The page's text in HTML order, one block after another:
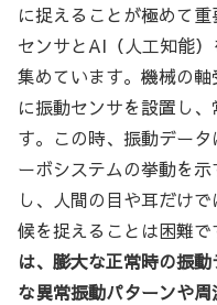
に捉えることが極めて
センサとAI（人工知能
集めています。機械の
に振動センサを設置し
す。この時、振動デー
ーボシステムの挙動を
し、人間の目や耳だけ
候を捉えることは困難で
は、膨大な正常時の振
な異常振動パターンや周